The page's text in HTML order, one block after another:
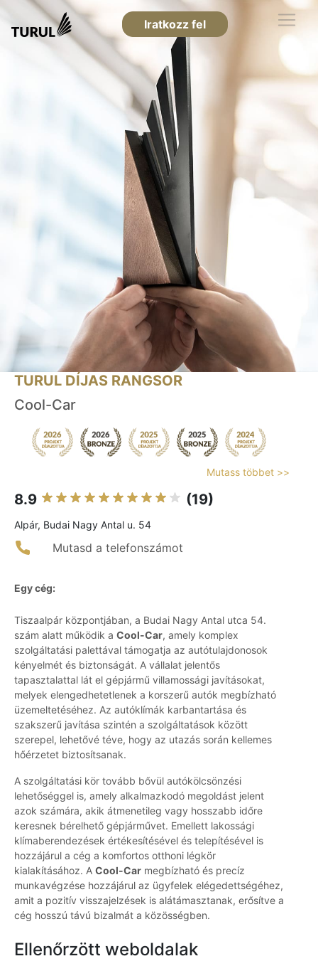
Iratkozz fel
TURUL DÍJAS RANGSOR
Cool-Car
Mutass többet >>
8.9 (19)
Alpár, Budai Nagy Antal u. 54
Mutasd a telefonszámot
Egy cég:
Tiszaalpár központjában, a Budai Nagy Antal utca 54.
szám alatt működik a Cool-Car, amely komplex
szolgáltatási palettával támogatja az autótulajdonosok
kényelmét és biztonságát. A vállalat jelentős
tapasztalattal lát el gépjármű villamossági javításokat,
melyek elengedhetetlenek a korszerű autók megbízható
üzemeltetéséhez. Az autóklímák karbantartása és
szakszerű javítása szintén a szolgáltatások között
szerepel, lehetővé téve, hogy az utazás során kellemes
hőérzetet biztosítsanak.
A szolgáltatási kör tovább bővül autókölcsönzési
lehetőséggel is, amely alkalmazkodó megoldást jelent
azok számára, akik átmenetileg vagy hosszabb időre
keresnek bérelhető gépjárművet. Emellett lakossági
klímaberendezések értékesítésével és telepítésével is
hozzájárul a cég a komfortos otthoni légkör
kialakításához. A Cool-Car megbízható és precíz
munkavégzése hozzájárul az ügyfelek elégedettségéhez,
amit a pozitív visszajelzések is alátámasztanak, erősítve a
cég hosszú távú bizalmát a közösségben.
Ellenőrzött weboldalak